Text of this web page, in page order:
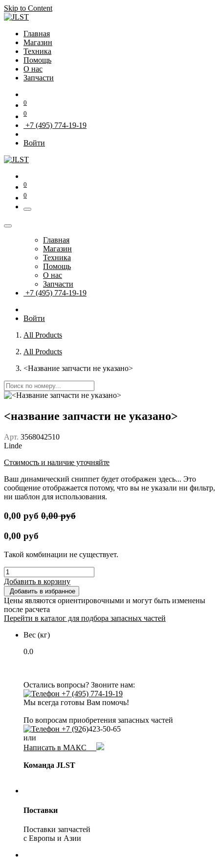
Skip to Content
Главная
Магазин
Техника
Помощь
О нас
Запчасти
0
0
+7 (495) 774-19-19
Войти
0
0
Главная
Магазин
Техника
Помощь
О нас
Запчасти
+7 (495) 774-19-19
Войти
All Products
All Products
<Название запчасти не указано>
<название запчасти не указано>
Арт. 3568042510
Linde
Стоимость и наличие уточняйте
Ваш динамический сниппет будет отображен здесь... Это
сообщение отображается потому, что вы не указали ни фильтр,
ни шаблон для использования.
0,00 руб 0,00руб
0,00 руб
Такой комбинации не существует.
Добавить в корзину
Добавить в избранное
Цены являются ориентировочными и могут быть изменены
после расчета
Перейти в каталог для подбора запасных частей
Вес (кг)
0.0
Остались вопросы? Звоните нам:
+7 (495) 774-19-19
Мы всегда готовы Вам помочь!
По вопросам приобретения запасных частей
+7 (926)423-50-65
или
Написать в МАКС
Команда JLST
Поставки
Поставки запчастей
с Европы и Азии